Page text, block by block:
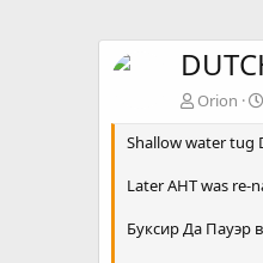
Orion
Shallow water tug
Later AHT was re-
Буксир Да Пауэр